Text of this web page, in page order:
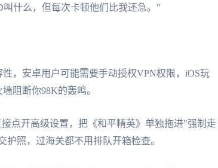
什么，但每次卡顿他们比我还急。"
，安卓用户可能需要手动授权VPN权限，iOS玩
阻断你98K的轰鸣。
点开高级设置，把《和平精英》单独拖进"强制走
照，过海关都不用排队开箱检查。